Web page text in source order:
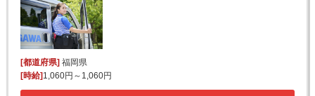
[都道府県] 福岡県
[時給] 1,060円～1,060円